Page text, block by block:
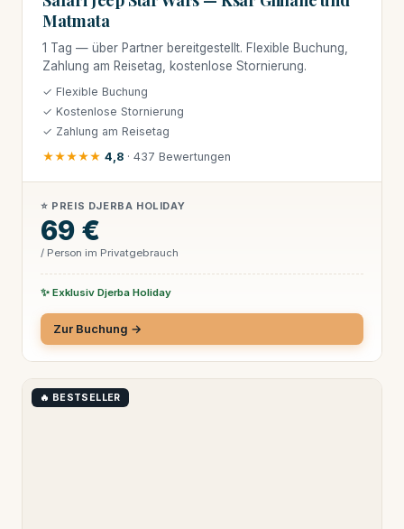
Matmata
1 Tag — über Partner bereitgestellt. Flexible Buchung,
Zahlung am Reisetag, kostenlose Stornierung.
✓ Flexible Buchung
✓ Kostenlose Stornierung
✓ Zahlung am Reisetag
★★★★★ 4,8 · 437 Bewertungen
⭐ PREIS DJERBA HOLIDAY
69 €
/ Person im Privatgebrauch
✨ Exklusiv Djerba Holiday
Zur Buchung →
🔥 BESTSELLER